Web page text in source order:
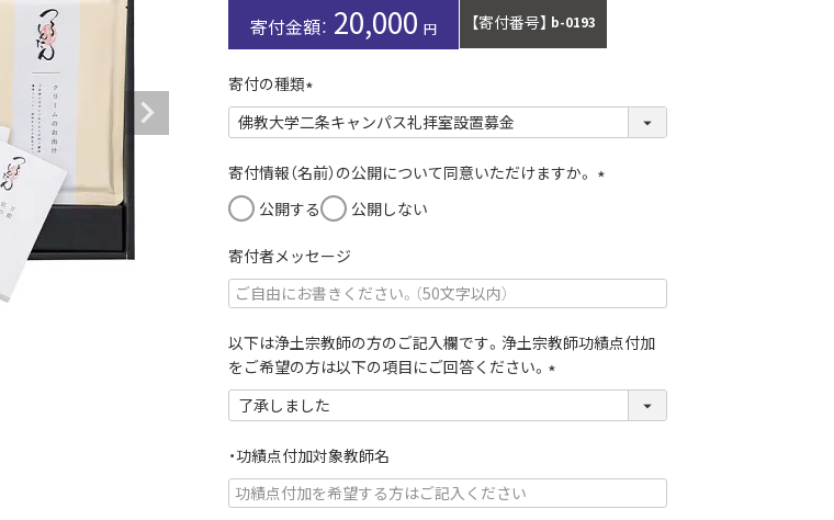
20,000 【寄付番号】 b-0193
寄付の種類
(
必
須
寄付情報（名前）の公開について同意いただけますか。
)
公開する 公開しない
寄付者メッセージ
以下は浄土宗教師の方のご記入欄です。浄土宗教師功績点付加
をご希望の方は以下の項目にご回答ください。
必
・功績点付加対象教師名